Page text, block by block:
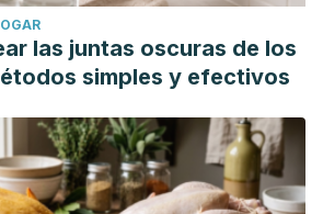
las juntas oscuras de los
simples y efectivos